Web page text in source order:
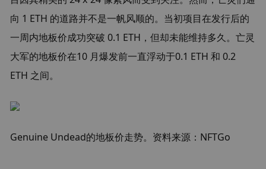
向 1 ETH 的道路并不是一帆风顺的。当初项目在发行后的
一周内地板价成功突破 0.1 ETH，但却未能维持多久。亡灵
大军的地板价在10 月爆发前一直浮动于0.1 ETH 和 0.2
ETH 之间。
Genuine Undead的地板价走势。资料来源：NFTGo